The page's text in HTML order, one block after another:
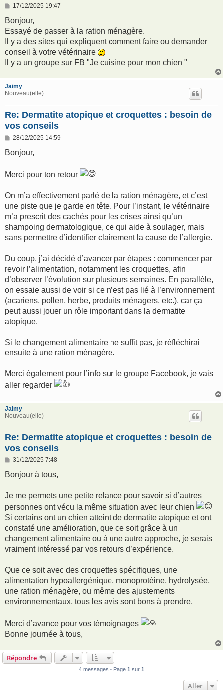
M
s
a
g
e
17/12/2025 19:47
Bonjour,
Essayé de passer à la ration ménagère.
Il y a des sites qui expliquent comment faire ou demander
conseil à votre vétérinaire
Il y a un groupe sur FB "Je cuisine pour mon chien "
Jaimy
Nouveau(elle)
Re: Dermatite atopique et croquettes : besoin de
vos conseils
M
s
g
e
28/12/2025 14:59
Bonjour,
Merci pour ton retour
On m’a effectivement parlé de la ration ménagère, et c’est
une piste que je garde en tête. Pour l’instant, le vétérinaire
m’a prescrit des cachés pour les crises ainsi qu’un
shampoing dermatologique, ce qui aide à soulager, mais
sans permettre d’identifier clairement la cause de l’allergie.
Du coup, j’ai décidé d’avancer par étapes : commencer par
revoir l’alimentation, notamment les croquettes, afin
d’observer l’évolution sur plusieurs semaines. En parallèle,
on essaie aussi de voir si ce n’est pas lié à l’environnement
(acariens, pollen, herbe, produits ménagers, etc.), car ça
peut aussi jouer un rôle important dans la dermatite
atopique.
Si le changement alimentaire ne suffit pas, je réfléchirai
ensuite à une ration ménagère.
Merci également pour l’info sur le groupe Facebook, je vais
aller regarder
Jaimy
Nouveau(elle)
Re: Dermatite atopique et croquettes : besoin de
vos conseils
M
s
g
31/12/2025 7:48
Bonjour à tous,
Je me permets une petite relance pour savoir si d’autres
personnes ont vécu la même situation avec leur chien
Si certains ont un chien atteint de dermatite atopique et ont
constaté une amélioration, que ce soit grâce à un
changement alimentaire ou à une autre approche, je serais
vraiment intéressé par vos retours d’expérience.
Que ce soit avec des croquettes spécifiques, une
alimentation hypoallergénique, monopro­téine, hydrolysée,
une ration ménagère, ou même des ajustements
environnementaux, tous les avis sont bons à prendre.
Merci d’avance pour vos témoignages
Bonne journée à tous,
Répondre
4 messages • Page 1 sur 1
Aller